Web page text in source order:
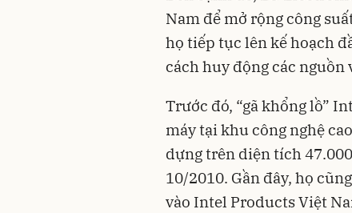
Nam để mở rộng công
họ tiếp tục lên kế hoạch
cách huy động các nguồn
Trước đó, “gã khổng lồ”
máy tại khu công nghệ
dựng trên diện tích
10/2010. Gần đây, họ
vào Intel Products Việt